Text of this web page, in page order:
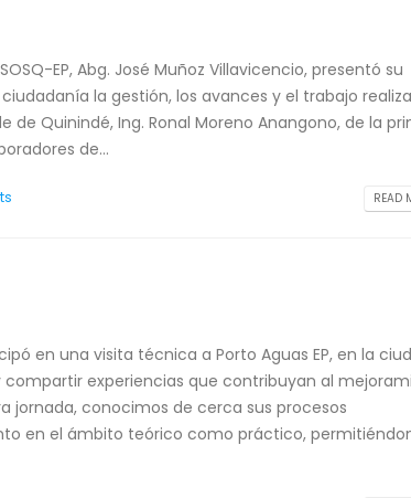
EP, Abg. José Muñoz Villavicencio, presentó su
la gestión, los avances y el trabajo
Quinindé, Ing. Ronal Moreno Anangono, de la
de...
READ
en una visita técnica a Porto Aguas EP, en la
experiencias que contribuyan al
jornada, conocimos de cerca sus procesos
en el ámbito teórico como práctico,